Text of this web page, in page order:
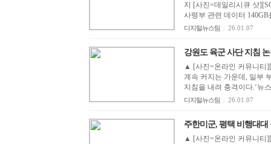
지 [사진=데일리시큐 샷
사령부 관련 데이터
디지털뉴스팀 26.01.07
강원도 육군 사단 지침
▲ [사진=온라인 커뮤니티
계속 커지는 가운데, 일부
지침을 내려 충격이다.‘뉴
디지털뉴스팀 26.01.07
주한미군, 평택 비행대대
▲ [사진=온라인 커뮤니티